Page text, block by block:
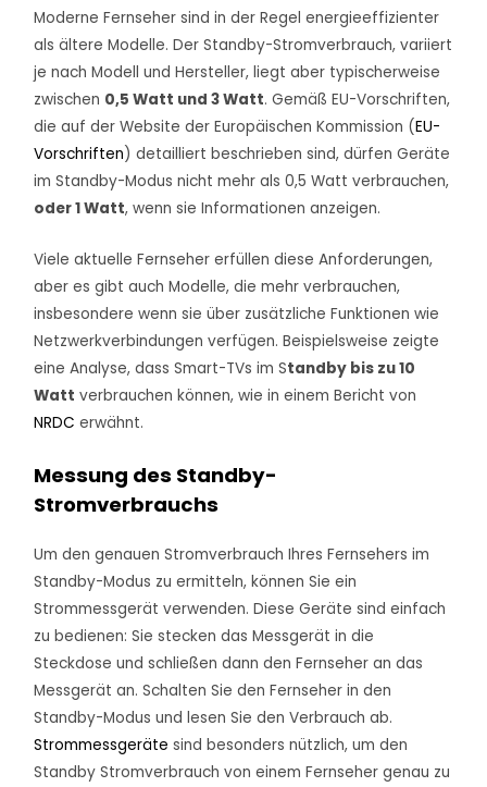
Moderne Fernseher sind in der Regel energieeffizienter
als ältere Modelle. Der Standby-Stromverbrauch, variiert
je nach Modell und Hersteller, liegt aber typischerweise
zwischen 0,5 Watt und 3 Watt. Gemäß EU-Vorschriften,
die auf der Website der Europäischen Kommission (EU-
Vorschriften) detailliert beschrieben sind, dürfen Geräte
im Standby-Modus nicht mehr als 0,5 Watt verbrauchen,
oder 1 Watt, wenn sie Informationen anzeigen.
Viele aktuelle Fernseher erfüllen diese Anforderungen,
aber es gibt auch Modelle, die mehr verbrauchen,
insbesondere wenn sie über zusätzliche Funktionen wie
Netzwerkverbindungen verfügen. Beispielsweise zeigte
eine Analyse, dass Smart-TVs im Standby bis zu 10
Watt verbrauchen können, wie in einem Bericht von
NRDC erwähnt.
Messung des Standby-
Stromverbrauchs
Um den genauen Stromverbrauch Ihres Fernsehers im
Standby-Modus zu ermitteln, können Sie ein
Strommessgerät verwenden. Diese Geräte sind einfach
zu bedienen: Sie stecken das Messgerät in die
Steckdose und schließen dann den Fernseher an das
Messgerät an. Schalten Sie den Fernseher in den
Standby-Modus und lesen Sie den Verbrauch ab.
Strommessgeräte sind besonders nützlich, um den
Standby Stromverbrauch von einem Fernseher genau zu